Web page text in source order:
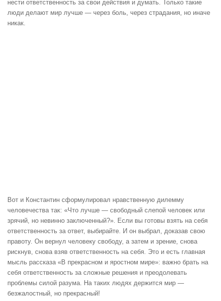
нести ответственность за свои действия и думать. Только такие
люди делают мир лучше — через боль, через страдания, но иначе
никак.
Вот и Константин сформулировал нравственную дилемму
человечества так: «Что лучше — свободный слепой человек или
зрячий, но невинно заключенный?». Если вы готовы взять на себя
ответственность за ответ, выбирайте. И он выбрал, доказав свою
правоту. Он вернул человеку свободу, а затем и зрение, снова
рискнув, снова взяв ответственность на себя. Это и есть главная
мысль рассказа «В прекрасном и яростном мире»: важно брать на
себя ответственность за сложные решения и преодолевать
проблемы силой разума. На таких людях держится мир —
безжалостный, но прекрасный!